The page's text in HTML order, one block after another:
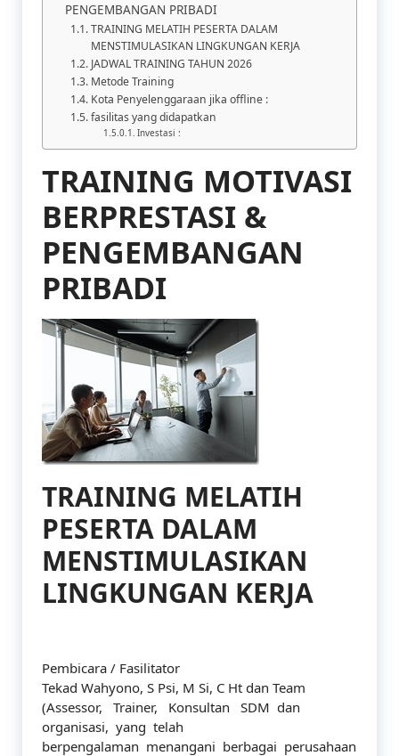
PENGEMBANGAN PRIBADI
TRAINING MELATIH PESERTA DALAM
MENSTIMULASIKAN LINGKUNGAN KERJA
JADWAL TRAINING TAHUN 2026
Metode Training
Kota Penyelenggaraan jika offline :
fasilitas yang didapatkan
Investasi :
TRAINING MOTIVASI
BERPRESTASI &
PENGEMBANGAN
PRIBADI
TRAINING MELATIH
PESERTA DALAM
MENSTIMULASIKAN
LINGKUNGAN KERJA
Pembicara / Fasilitator
Tekad Wahyono, S Psi, M Si, C Ht dan Team
(Assessor, Trainer, Konsultan SDM dan
organisasi, yang telah
berpengalaman menangani berbagai perusahaan